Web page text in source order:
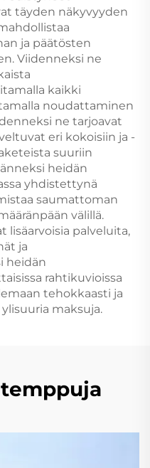
täyden näkyvyyden
ja päätösten
Viidenneksi ne
kaikki
noudattaminen
ne tarjoavat
eri kokoisiin ja -
suuriin
heidän
yhdistettynä
saumattoman
välillä.
lisäarvoisia palveluita,
ja
heidän
rahtikuvioissa
tehokkaasti ja
maksuja.